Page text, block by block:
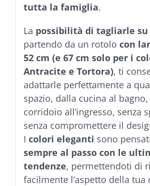
tutta la famiglia.
La possibilità di tagliarle
partendo da un rotolo con
52 cm (e 67 cm solo per i
Antracite e Tortora), ti
adattarle perfettamente a
spazio, dalla cucina al bagno,
corridoio all’ingresso, senza
senza compromettere il
I colori eleganti sono
sempre al passo con le
tendenze, permettendoti di
facilmente l’aspetto della tua